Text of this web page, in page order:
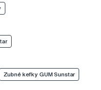
Zubné kefky GUM Sunstar